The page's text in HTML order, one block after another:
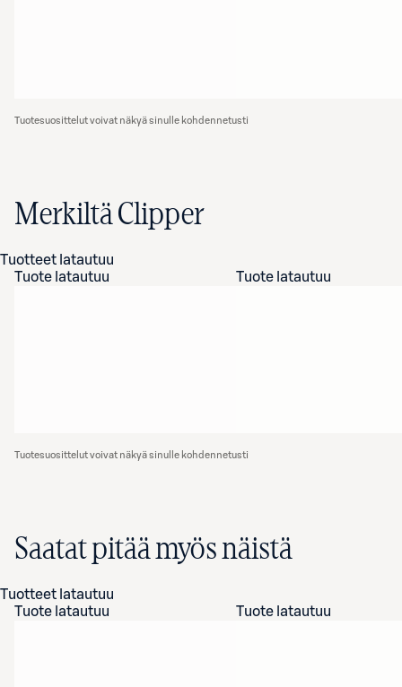
Tuotesuosittelut voivat näkyä sinulle kohdennetusti
Merkiltä Clipper
Tuotteet latautuu
Tuote latautuu
Tuote latautuu
Tuotesuosittelut voivat näkyä sinulle kohdennetusti
Saatat pitää myös näistä
Tuotteet latautuu
Tuote latautuu
Tuote latautuu